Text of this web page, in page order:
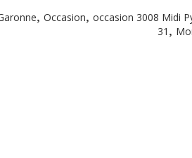
, Occasion, occasion 3008 Midi
31 ,